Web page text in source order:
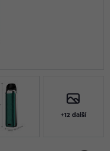
+12 další